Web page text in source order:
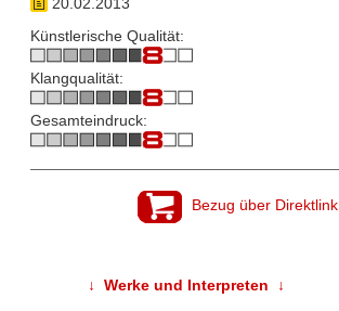
Künstlerische Qualität:
Klangqualität:
Gesamteindruck:
Bezug über Direktlink
↓ Werke und Interpreten ↓